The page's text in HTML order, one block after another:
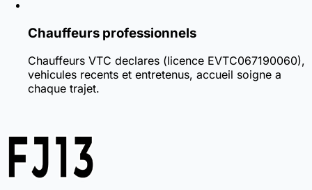
Chauffeurs professionnels
Chauffeurs VTC declares (licence EVTC067190060),
vehicules recents et entretenus, accueil soigne a
chaque trajet.